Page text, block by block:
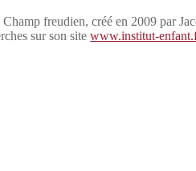
freudien, créé en 2009 par
sur son sitewww.institut-